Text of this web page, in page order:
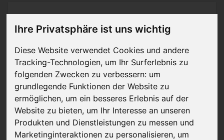
Ihre Privatsphäre ist uns wichtig
Diese Website verwendet Cookies und andere
Tracking-Technologien, um Ihr Surferlebnis zu
folgenden Zwecken zu verbessern: um
grundlegende Funktionen der Website zu
ermöglichen, um ein besseres Erlebnis auf der
Website zu bieten, um Ihr Interesse an unseren
Produkten und Dienstleistungen zu messen und
Marketinginteraktionen zu personalisieren, um
Schlachthaus-Interview mit einer
Mitarbeiterin